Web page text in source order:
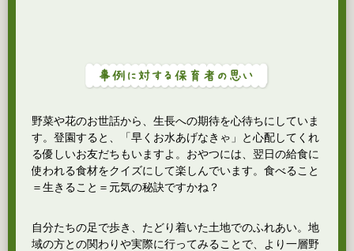
野菜や花のお世話から、生長への期待を心待ちにしていま
す。登園すると、「早くお水あげなきゃ」と心配してくれ
る優しいお友だちもいますよ。おやつには、翌日の給食に
使われる食材をクイズにして楽しんでいます。食べること
＝生きること＝元気の秘訣ですかね？
自分たちの足で歩き、たどり着いた土地でのふれあい。地
域の方との関わりや実際に行ってみることで、より一層野